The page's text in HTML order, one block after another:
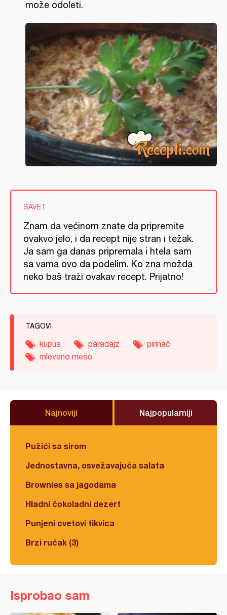
može odoleti.
SAVET
Znam da većinom znate da pripremite
ovakvo jelo, i da recept nije stran i težak.
Ja sam ga danas pripremala i htela sam
sa vama ovo da podelim. Ko zna možda
neko baš traži ovakav recept. Prijatno!
TAGOVI
kupus paradajz
pirinač
mleveno meso
Najnoviji Najpopularniji
Pužići sa sirom
Jednostavna, osvežavajuća salata
Brownies sa jagodama
Hladni čokoladni dezert
Punjeni cvetovi tikvica
Brzi ručak (3)
Isprobao sam